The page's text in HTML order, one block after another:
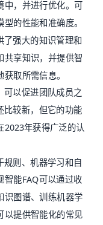
中，并进行优化。可
的性能和准确度。
了强大的知识管理和
共享知识，并提供智
取所需信息。
以促进团队成员之
较新，但它的功能
2023年获得广泛的认
规则、机器学习和自
智能FAQ可以通过收
识图谱、训练机器学
以提供智能化的常见